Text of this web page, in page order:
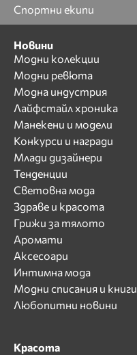
Спортни екипи
Новини
Модни колекции
Модни ревюта
Модна индустрия
Лайфстайл хроника
Манекени и модели
Конкурси и награди
Млади дизайнери
Тенденции
Световна мода
Здраве и красота
Грижи за тялото
Аромати
Аксесоари
Интимна мода
Модни списания и книги
Любопитни новини
Красота